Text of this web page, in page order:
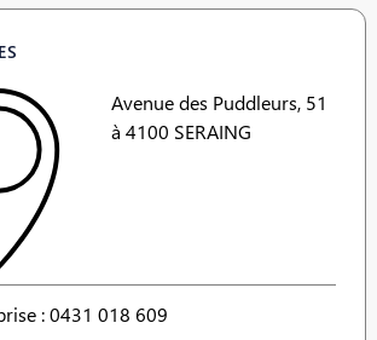
Avenue des Puddleurs, 51
à 4100 SERAING
: 0431 018 609